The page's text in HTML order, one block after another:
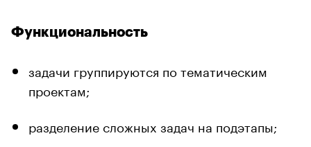
Функциональность
задачи группируются по тематическим
проектам;
разделение сложных задач на подэтапы;